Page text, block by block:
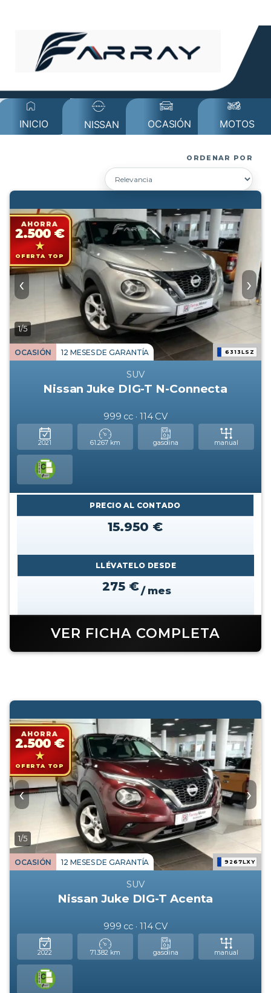
INICIO NISSAN OCASIÓN MOTOS
ORDENAR POR
‹ ›
AHORRA
2.500 €
OFERTA TOP
1/5
OCASIÓN 12 MESES DE GARANTÍA 6313LSZ
SUV
Nissan Juke DIG-T N-Connecta
999 cc · 114 CV
2021 61.267 km gasolina manual
PRECIO AL CONTADO
15.950 €
LLÉVATELO DESDE
275 €/ mes
VER FICHA COMPLETA
‹ ›
AHORRA
2.500 €
OFERTA TOP
1/5
OCASIÓN 12 MESES DE GARANTÍA 9267LXY
SUV
Nissan Juke DIG-T Acenta
999 cc · 114 CV
2022 71.382 km gasolina manual